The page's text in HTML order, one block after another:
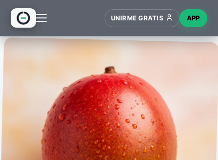
RECETAS
HUB
WIKI
NUEVO
UNIRME GRATIS APP